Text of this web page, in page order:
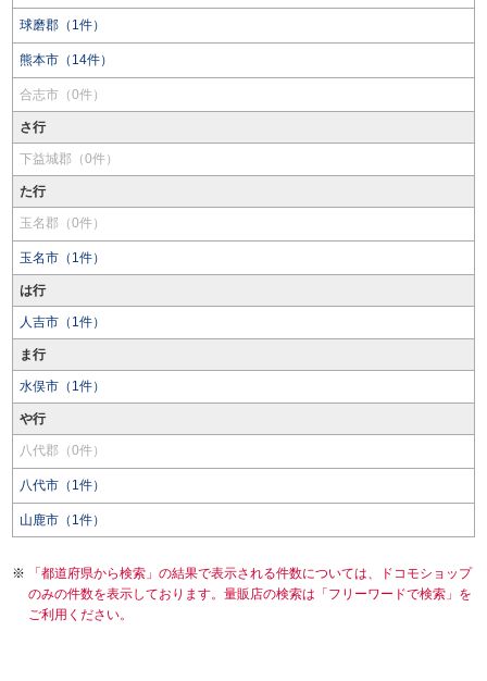
球磨郡（1件）
熊本市（14件）
合志市（0件）
さ行
下益城郡（0件）
た行
玉名郡（0件）
玉名市（1件）
は行
人吉市（1件）
ま行
水俣市（1件）
や行
八代郡（0件）
八代市（1件）
山鹿市（1件）
「都道府県から検索」の結果で表示される件数については、ドコモショップ
のみの件数を表示しております。量販店の検索は「フリーワードで検索」を
ご利用ください。